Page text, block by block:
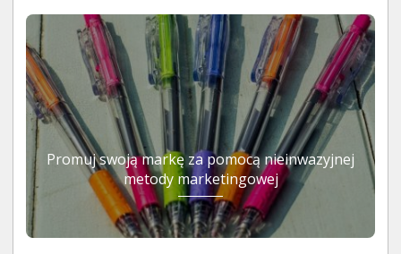
Promuj swoją markę za pomocą nieinwazyjnej
metody marketingowej